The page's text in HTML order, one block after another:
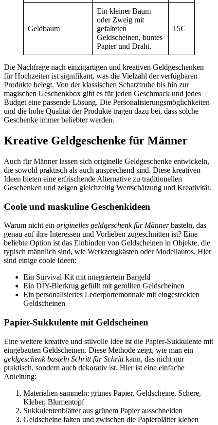
Geldbaum
Ein kleiner Baum
oder Zweig mit
gefalteten
Geldscheinen, buntes
Papier und Draht.
15€
Die Nachfrage nach einzigartigen und kreativen Geldgeschenken
für Hochzeiten ist signifikant, was die Vielzahl der verfügbaren
Produkte belegt. Von der klassischen Schatztruhe bis hin zur
magischen Geschenkbox gibt es für jeden Geschmack und jedes
Budget eine passende Lösung. Die Personalisierungsmöglichkeiten
und die hohe Qualität der Produkte tragen dazu bei, dass solche
Geschenke immer beliebter werden.
Kreative Geldgeschenke für Männer
Auch für Männer lassen sich originelle Geldgeschenke entwickeln,
die sowohl praktisch als auch ansprechend sind. Diese kreativen
Ideen bieten eine erfrischende Alternative zu traditionellen
Geschenken und zeigen gleichzeitig Wertschätzung und Kreativität.
Coole und maskuline Geschenkideen
Warum nicht ein originelles geldgeschenk für Männerbasteln, das
genau auf ihre Interessen und Vorlieben zugeschnitten ist? Eine
beliebte Option ist das Einbinden von Geldscheinen in Objekte, die
typisch männlich sind, wie Werkzeugkästen oder Modellautos. Hier
sind einige coole Ideen:
Ein Survival-Kit mit integriertem Bargeld
Ein DIY-Bierkrug gefüllt mit gerollten Geldscheinen
Ein personalisiertes Lederportemonnaie mit eingesteckten
Geldscheinen
Papier-Sukkulente mit Geldscheinen
Eine weitere kreative und stilvolle Idee ist die Papier-Sukkulente mit
eingebauten Geldscheinen. Diese Methode zeigt, wie man ein
geldgeschenk basteln Schritt für Schrittkann, das nicht nur
praktisch, sondern auch dekorativ ist. Hier ist eine einfache
Anleitung:
Materialien sammeln: grünes Papier, Geldscheine, Schere,
Kleber, Blumentopf
Sukkulentenblätter aus grünem Papier ausschneiden
Geldscheine falten und zwischen die Papierblätter kleben